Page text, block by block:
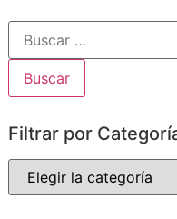
Filtrar por